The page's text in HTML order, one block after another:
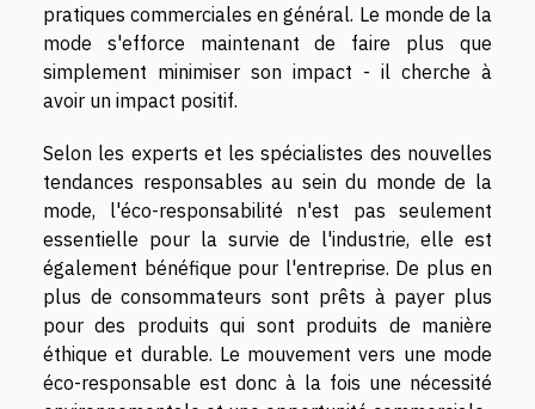
pratiques commerciales en général. Le monde de la
mode s'efforce maintenant de faire plus que
simplement minimiser son impact - il cherche à
avoir un impact positif.
Selon les experts et les spécialistes des nouvelles
tendances responsables au sein du monde de la
mode, l'éco-responsabilité n'est pas seulement
essentielle pour la survie de l'industrie, elle est
également bénéfique pour l'entreprise. De plus en
plus de consommateurs sont prêts à payer plus
pour des produits qui sont produits de manière
éthique et durable. Le mouvement vers une mode
éco-responsable est donc à la fois une nécessité